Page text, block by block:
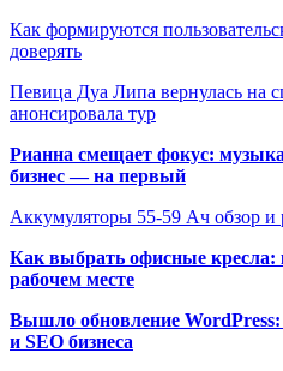
Как формируются
доверять
Певица Дуа Липа вернулась на
анонсировала тур
Рианна смещает фокус:
бизнес — на первый
Аккумуляторы 55-59 Ач обзор и
Как выбрать офисные кресла:
рабочем месте
Вышло обновление
и SEO бизнеса